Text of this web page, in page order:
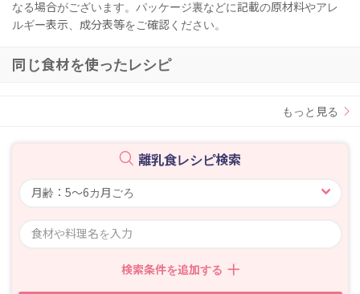
なる場合がございます。パッケージ裏などに記載の原材料やアレ
ルギー表示、成分表等をご確認ください。
同じ食材を使ったレシピ
もっと見る
離乳食レシピ検索
検索条件を追加する